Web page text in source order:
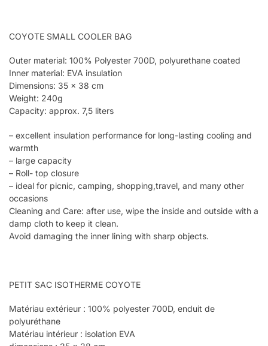
COYOTE SMALL COOLER BAG
Outer material: 100% Polyester 700D, polyurethane coated
Inner material: EVA insulation
Dimensions: 35 x 38 cm
Weight: 240g
Capacity: approx. 7,5 liters
– excellent insulation performance for long-lasting cooling and
warmth
– large capacity
– Roll- top closure
– ideal for picnic, camping, shopping,travel, and many other
occasions
Cleaning and Care: after use, wipe the inside and outside with a
damp cloth to keep it clean.
Avoid damaging the inner lining with sharp objects.
PETIT SAC ISOTHERME COYOTE
Matériau extérieur : 100% polyester 700D, enduit de
polyuréthane
Matériau intérieur : isolation EVA